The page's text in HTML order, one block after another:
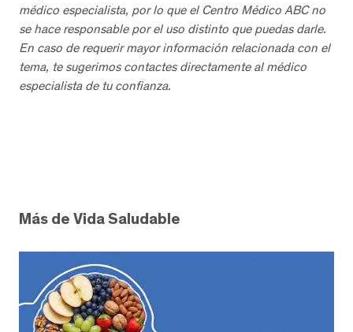
médico especialista, por lo que el Centro Médico ABC no
se hace responsable por el uso distinto que puedas darle.
En caso de requerir mayor información relacionada con el
tema, te sugerimos contactes directamente al médico
especialista de tu confianza.
Más de Vida Saludable